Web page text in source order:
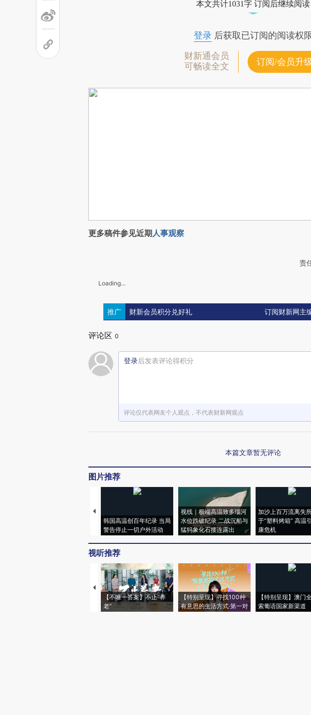
本文共计1031字 订阅后继续阅读
登录后获取已订阅的阅读权
财新通会员
可畅读全文
订阅/会员升
更多稿件参见近期人事观察
责
Loading...
推广 财新会员积分兑好礼 订阅财新网主
评论区 0
登录后发表评论得积分
评论仅代表网友个人观点，不代表财新网观点
本篇文章暂无评论
图片推荐
韩国高温创百年纪录 当局
警告停止一切户外活动
视线｜极端高温致多瑙河
水位跌破纪录 二战沉船与
猛犸象化石接连露出
加沙上百万流离失
于“塑料烤箱” 高温
康危机
视听推荐
【不唯一答案】不止“养
老”
【特别呈现】寻找100种
有意思的生活方式·第一对
【特别呈现】澳门
索葡语国家新渠道